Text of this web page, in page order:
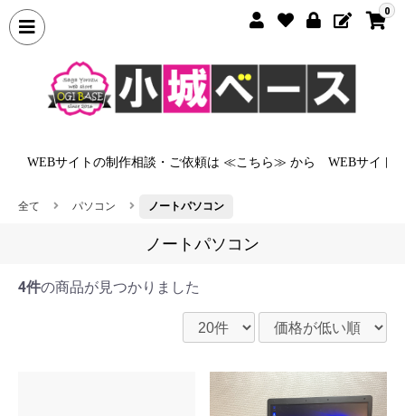
0
WEBサイトの制作相談・ご依頼は ≪こちら≫ から WEBサイト
全て パソコン ノートパソコン
ノートパソコン
4件の商品が見つかりました